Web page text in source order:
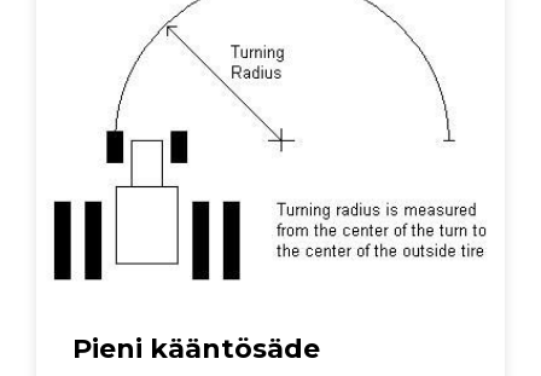
Pieni kääntösäde